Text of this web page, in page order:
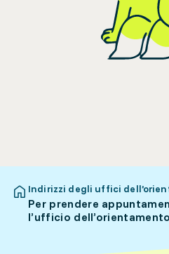
Indirizzi degli uffici
Per prendere
l’ufficio